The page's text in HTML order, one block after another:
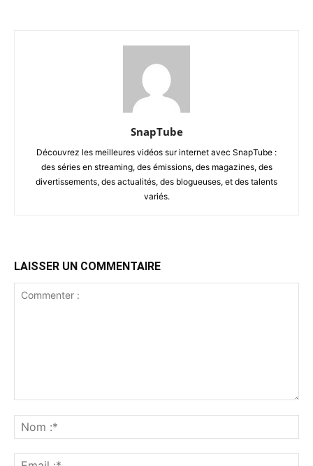
SnapTube
Découvrez les meilleures vidéos sur internet avec SnapTube :
des séries en streaming, des émissions, des magazines, des
divertissements, des actualités, des blogueuses, et des talents
variés.
LAISSER UN COMMENTAIRE